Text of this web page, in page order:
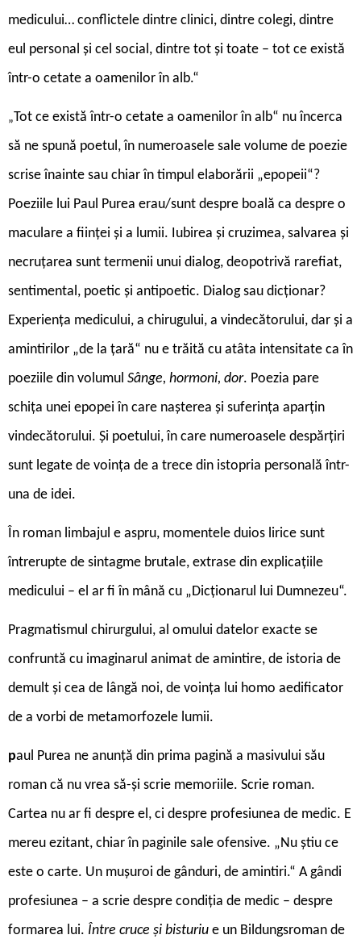
medicului… conflictele dintre clinici, dintre colegi, dintre
eul personal și cel social, dintre tot și toate – tot ce există
într-o cetate a oamenilor în alb.“
„Tot ce există într-o cetate a oamenilor în alb“ nu încerca
să ne spună poetul, în numeroasele sale volume de poezie
scrise înainte sau chiar în timpul elaborării „epopeii“?
Poeziile lui Paul Purea erau/sunt despre boală ca despre o
maculare a ființei și a lumii. Iubirea și cruzimea, salvarea și
necruțarea sunt termenii unui dialog, deopotrivă rarefiat,
sentimental, poetic și antipoetic. Dialog sau dicționar?
Experiența medicului, a chirugului, a vindecătorului, dar și a
amintirilor „de la țară“ nu e trăită cu atâta intensitate ca în
poeziile din volumul Sânge, hormoni, dor. Poezia pare
schița unei epopei în care nașterea și suferința aparțin
vindecătorului. Și poetului, în care numeroasele despărțiri
sunt legate de voința de a trece din istopria personală într-
una de idei.
În roman limbajul e aspru, momentele duios lirice sunt
întrerupte de sintagme brutale, extrase din explicațiile
medicului – el ar fi în mână cu „Dicționarul lui Dumnezeu“.
Pragmatismul chirurgului, al omului datelor exacte se
confruntă cu imaginarul animat de amintire, de istoria de
demult și cea de lângă noi, de voința lui homo aedificator
de a vorbi de metamorfozele lumii.
paul Purea ne anunță din prima pagină a masivului său
roman că nu vrea să-și scrie memoriile. Scrie roman.
Cartea nu ar fi despre el, ci despre profesiunea de medic. E
mereu ezitant, chiar în paginile sale ofensive. „Nu știu ce
este o carte. Un mușuroi de gânduri, de amintiri.“ A gândi
profesiunea – a scrie despre condiția de medic – despre
formarea lui. Între cruce și bisturiu e un Bildungsroman de